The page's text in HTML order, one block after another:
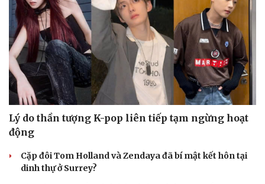
Lý do thần tượng K-pop liên tiếp tạm ngừng hoạt
động
Cặp đôi Tom Holland và Zendaya đã bí mật kết hôn tại
dinh thự ở Surrey?